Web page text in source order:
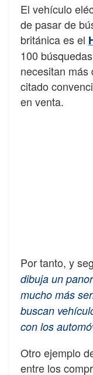
El vehículo
de pasar de
británica es el
100
necesitan más
citado
en venta.
Por tanto, y
dibuja un
mucho más
buscan
con los
Otro ejemplo
entre los